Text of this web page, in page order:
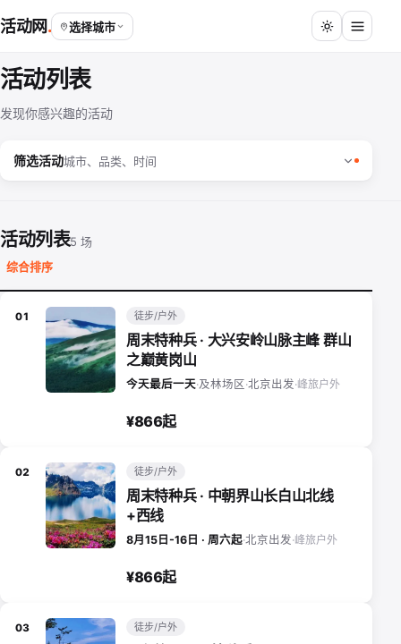
活动网 选择城市
活动列表
发现你感兴趣的活动
筛选活动城市、品类、时间
活动列表5 场
综合排序
01 徒步/户外
周末特种兵 · 大兴安岭山脉主峰 群山
之巅黄岗山
今天最后一天·及林场区·北京出发·峰旅户外
¥866起
02 徒步/户外
周末特种兵 · 中朝界山长白山北线
+西线
8月15日-16日 · 周六起·北京出发·峰旅户外
¥866起
03 徒步/户外